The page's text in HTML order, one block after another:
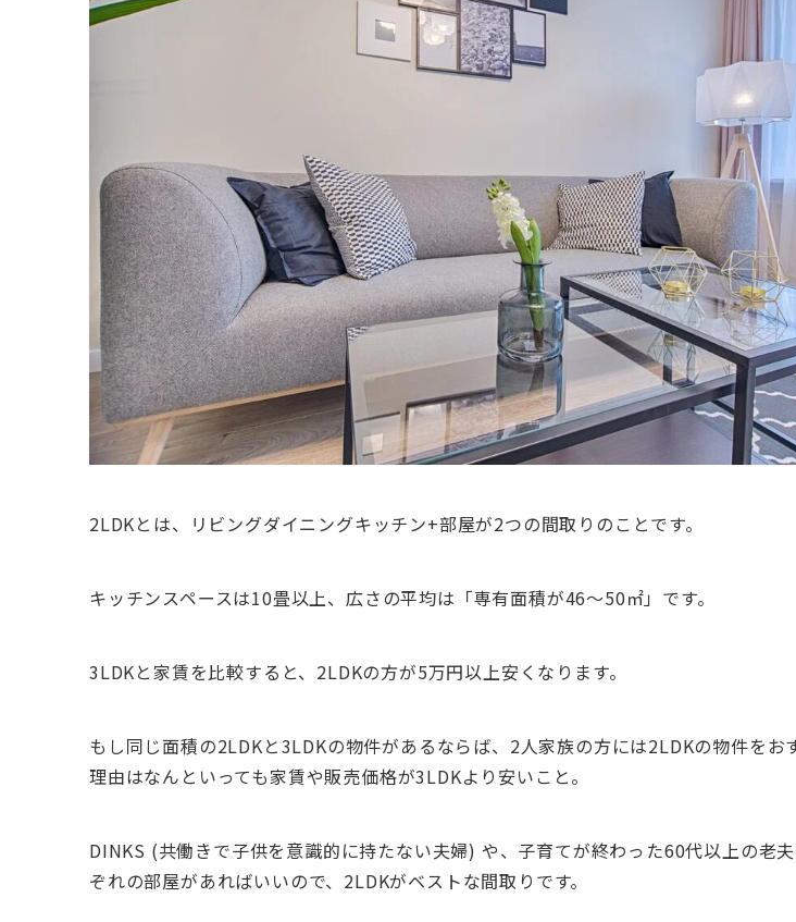
2LDKとは、リビングダイニングキッチン+部屋が2つの間取りのことです。
キッチンスペースは10畳以上、広さの平均は「専有面積が46～50㎡」です。
3LDKと家賃を比較すると、2LDKの方が5万円以上安くなります。
もし同じ面積の2LDKと3LDKの物件があるならば、2人家族の方には2LDKの物件をお
理由はなんといっても家賃や販売価格が3LDKより安いこと。
DINKS (共働きで子供を意識的に持たない夫婦) や、子育てが終わった60代以上の老
ぞれの部屋があればいいので、2LDKがベストな間取りです。